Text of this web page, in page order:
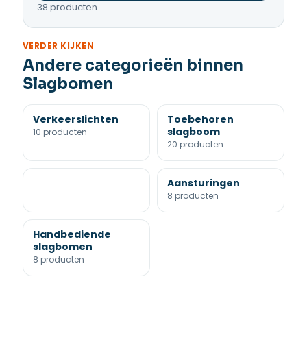
38 producten
VERDER KIJKEN
Andere categorieën binnen
Slagbomen
Verkeerslichten
10 producten
Toebehoren
slagboom
20 producten
Aansturingen
8 producten
Handbediende
slagbomen
8 producten